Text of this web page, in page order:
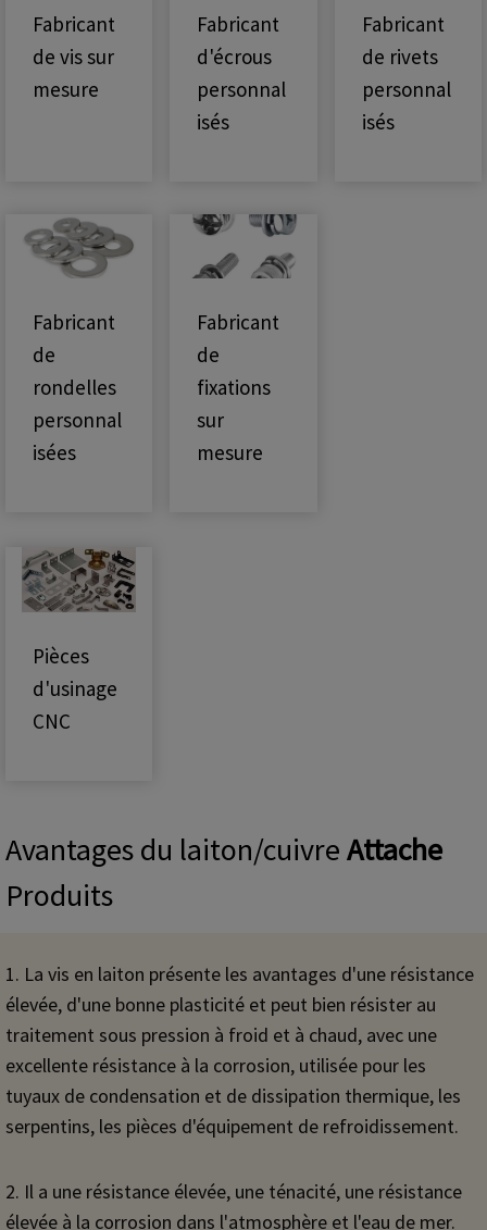
Fabricant
de vis sur
mesure
Fabricant
d'écrous
personnal
isés
Fabricant
de rivets
personnal
isés
Fabricant
de
rondelles
personnal
isées
Fabricant
de
fixations
sur
mesure
Pièces
d'usinage
CNC
Avantages du laiton/cuivreAttache
Produits
1. La vis en laiton présente les avantages d'une résistance
élevée, d'une bonne plasticité et peut bien résister au
traitement sous pression à froid et à chaud, avec une
excellente résistance à la corrosion, utilisée pour les
tuyaux de condensation et de dissipation thermique, les
serpentins, les pièces d'équipement de refroidissement.
2. Il a une résistance élevée, une ténacité, une résistance
élevée à la corrosion dans l'atmosphère et l'eau de mer.